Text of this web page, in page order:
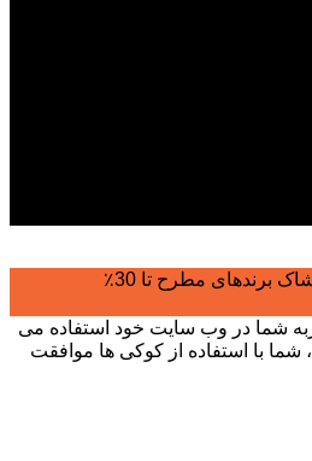
برندهای مطرح تا 30٪
شما در وب سایت خود استفاده می
با استفاده از کوکی ها موافقت